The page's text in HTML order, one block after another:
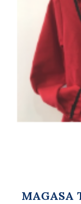
MAGASA